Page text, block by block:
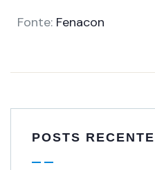
Fonte: Fenacon
POSTS